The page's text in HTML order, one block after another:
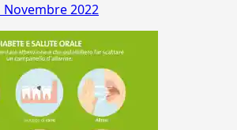
Novembre 2022